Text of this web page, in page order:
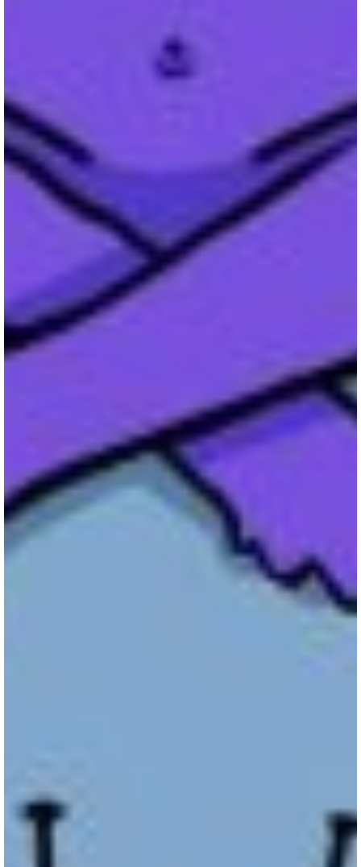
Recevez la culture du 21e siècle dans votre boite
mail